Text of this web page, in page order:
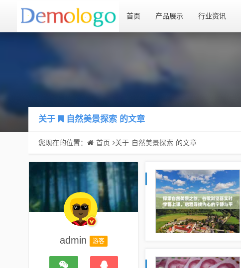
首页 产品展示 行业资讯
关于 自然美景探索 的文章
您现在的位置： 首页 关于 自然美景探索 的文章
admin 游客